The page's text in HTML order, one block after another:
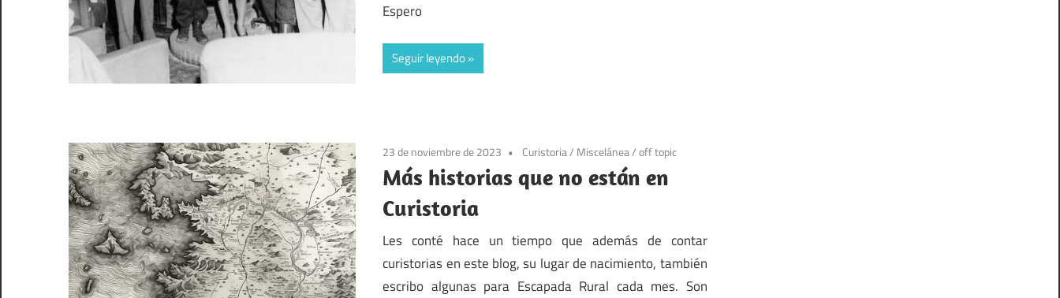
Espero
Seguir leyendo
23 de noviembre de 2023 Curistoria/ Miscelánea/off topic
Más historias que no están en
Curistoria
Les conté hace un tiempo que además de contar
curistorias en este blog, su lugar de nacimiento, también
escribo algunas para Escapada Rural cada mes. Son